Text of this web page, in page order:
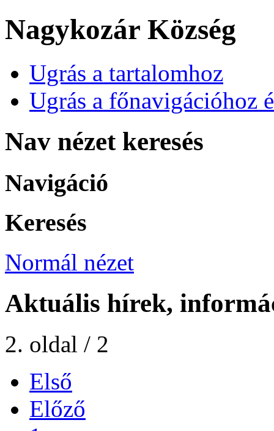
Nagykozár Község
Ugrás a tartalomhoz
Ugrás a főnavigációhoz
Nav nézet keresés
Navigáció
Keresés
Normál nézet
Aktuális hírek,
2. oldal / 2
Első
Előző